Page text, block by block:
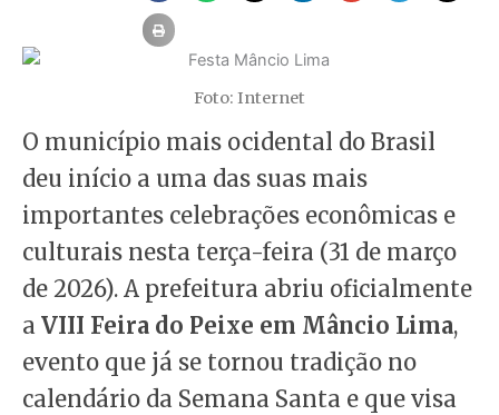
Foto: Internet
O município mais ocidental do Brasil
deu início a uma das suas mais
importantes celebrações econômicas e
culturais nesta terça-feira (31 de março
de 2026). A prefeitura abriu oficialmente
a VIII Feira do Peixe em Mâncio Lima,
evento que já se tornou tradição no
calendário da Semana Santa e que visa